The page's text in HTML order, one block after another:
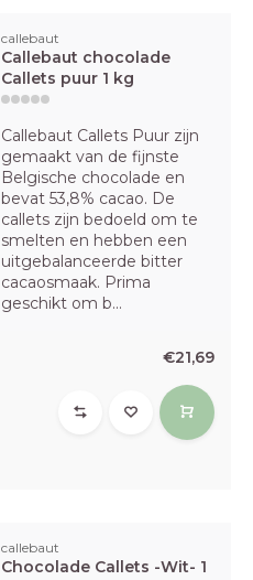
callebaut
Callebaut chocolade
Callets puur 1 kg
Callebaut Callets Puur zijn
gemaakt van de fijnste
Belgische chocolade en
bevat 53,8% cacao. De
callets zijn bedoeld om te
smelten en hebben een
uitgebalanceerde bitter
cacaosmaak. Prima
geschikt om b...
€21,69
callebaut
Chocolade Callets -Wit- 1